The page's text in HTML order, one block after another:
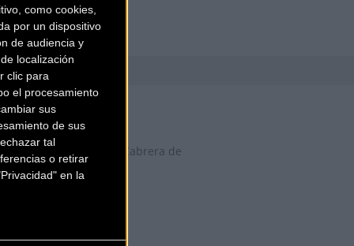
como cookies,
por un dispositivo
de audiencia y
localización
clic para
el procesamiento
sus
de sus
tal
o retirar
en la
FACTORY
Camí del Mig, 62, 64,
Cabrera de
(Barcelona)